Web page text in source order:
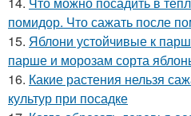
помидор. Что сажать после
15. Яблони устойчивые к
парше и морозам сорта
16. Какие растения нельзя
культур при посадке